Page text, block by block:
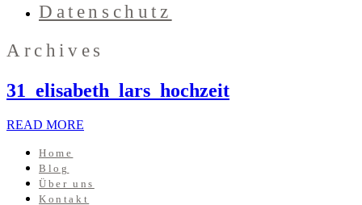
Datenschutz
Archives
31_elisabeth_lars_hochzeit
READ MORE
Home
Blog
Über uns
Kontakt